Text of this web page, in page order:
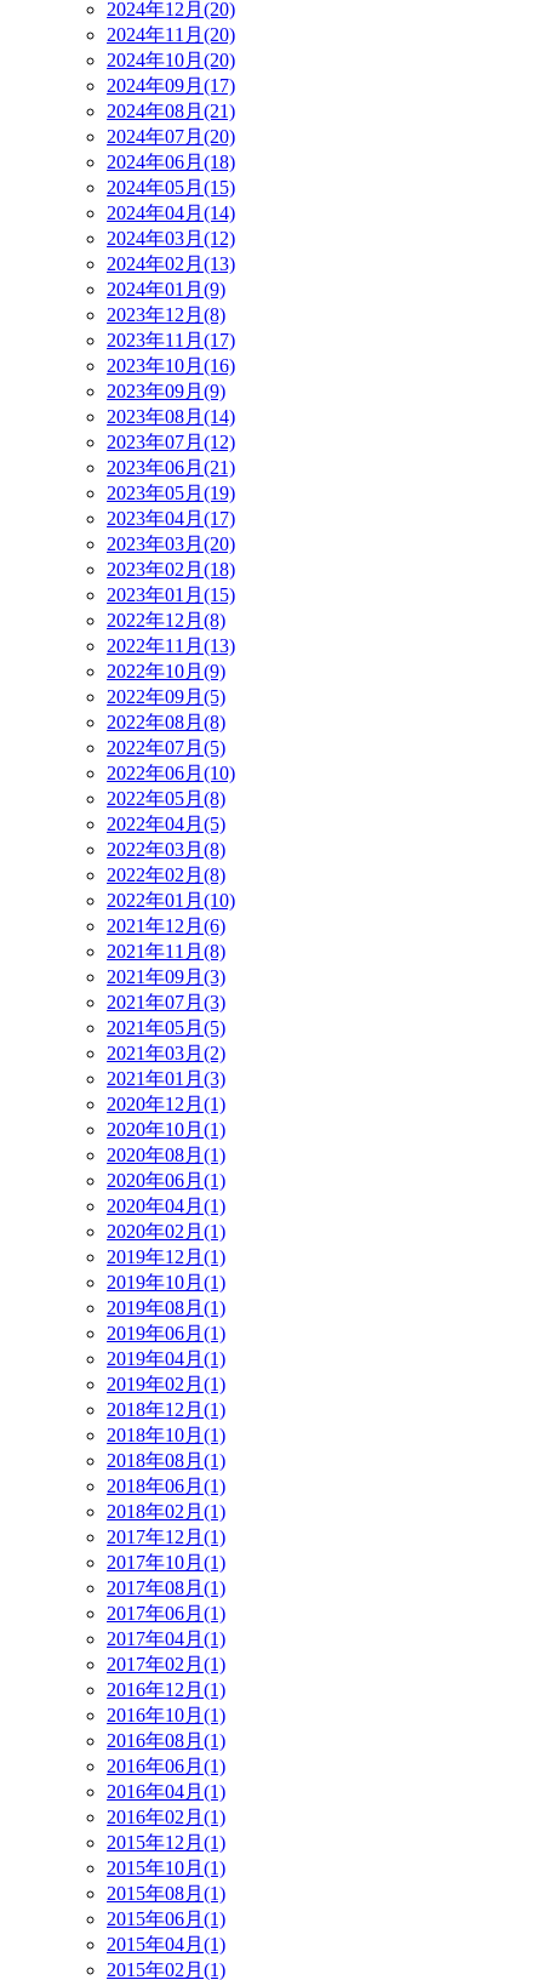
2024年12月(20)
2024年11月(20)
2024年10月(20)
2024年09月(17)
2024年08月(21)
2024年07月(20)
2024年06月(18)
2024年05月(15)
2024年04月(14)
2024年03月(12)
2024年02月(13)
2024年01月(9)
2023年12月(8)
2023年11月(17)
2023年10月(16)
2023年09月(9)
2023年08月(14)
2023年07月(12)
2023年06月(21)
2023年05月(19)
2023年04月(17)
2023年03月(20)
2023年02月(18)
2023年01月(15)
2022年12月(8)
2022年11月(13)
2022年10月(9)
2022年09月(5)
2022年08月(8)
2022年07月(5)
2022年06月(10)
2022年05月(8)
2022年04月(5)
2022年03月(8)
2022年02月(8)
2022年01月(10)
2021年12月(6)
2021年11月(8)
2021年09月(3)
2021年07月(3)
2021年05月(5)
2021年03月(2)
2021年01月(3)
2020年12月(1)
2020年10月(1)
2020年08月(1)
2020年06月(1)
2020年04月(1)
2020年02月(1)
2019年12月(1)
2019年10月(1)
2019年08月(1)
2019年06月(1)
2019年04月(1)
2019年02月(1)
2018年12月(1)
2018年10月(1)
2018年08月(1)
2018年06月(1)
2018年02月(1)
2017年12月(1)
2017年10月(1)
2017年08月(1)
2017年06月(1)
2017年04月(1)
2017年02月(1)
2016年12月(1)
2016年10月(1)
2016年08月(1)
2016年06月(1)
2016年04月(1)
2016年02月(1)
2015年12月(1)
2015年10月(1)
2015年08月(1)
2015年06月(1)
2015年04月(1)
2015年02月(1)